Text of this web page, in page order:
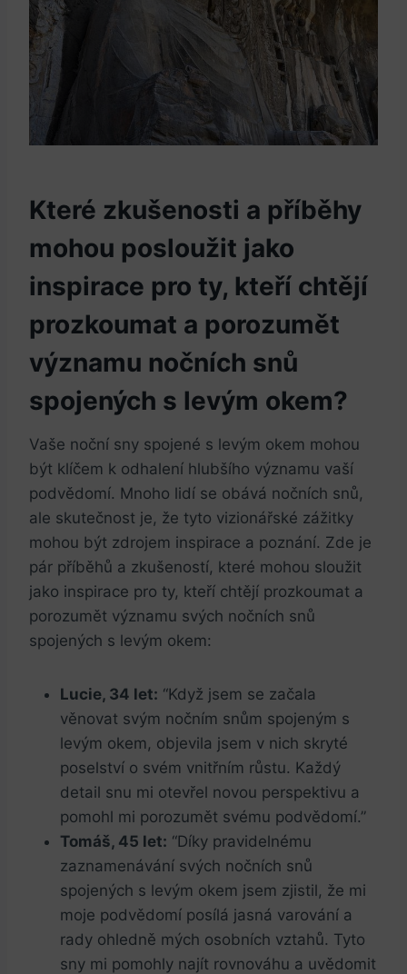
Které zkušenosti a příběhy
mohou posloužit jako
inspirace pro ty, kteří chtějí
prozkoumat a porozumět
významu nočních snů
spojených s levým okem?
Vaše noční sny spojené s levým okem mohou
být klíčem k odhalení hlubšího významu vaší
podvědomí. Mnoho lidí se obává nočních snů,
ale skutečnost je, že tyto vizionářské zážitky
mohou být zdrojem inspirace a poznání. Zde je
pár příběhů a zkušeností, které mohou sloužit
jako inspirace pro ty, kteří chtějí prozkoumat a
porozumět významu svých nočních snů
spojených s levým okem:
Lucie, 34 let: “Když jsem se začala
věnovat svým nočním snům spojeným s
levým okem, objevila jsem v nich skryté
poselství o svém vnitřním růstu. Každý
detail snu mi otevřel novou perspektivu a
pomohl mi porozumět svému podvědomí.”
Tomáš, 45 let: “Díky pravidelnému
zaznamenávání svých nočních snů
spojených s levým okem jsem zjistil, že mi
moje podvědomí posílá jasná varování a
rady ohledně mých osobních vztahů. Tyto
sny mi pomohly najít rovnováhu a uvědomit